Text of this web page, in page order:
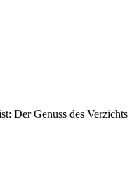
Der Genuss des Verzichts